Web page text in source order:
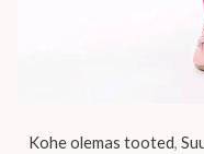
Kohe olemas tooted,